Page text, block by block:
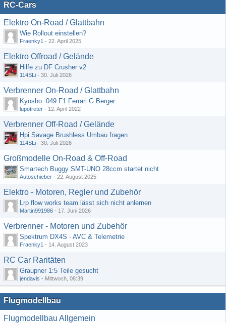
RC-Cars
Elektro On-Road / Glattbahn
Wie Rollout einstellen?
Fraenky1 - 22. April 2025
Elektro Offroad / Gelände
Hilfe zu DF Crusher v2
114SLi - 30. Juli 2026
Verbrenner On-Road / Glattbahn
Kyosho .049 F1 Ferrari G Berger
lupotreter - 12. April 2022
Verbrenner Off-Road / Gelände
Hpi Savage Brushless Umbau fragen
114SLi - 30. Juli 2026
Großmodelle On-Road & Off-Road
Smartech Buggy SMT-UNO 28ccm startet nicht
Autoschieber - 22. August 2025
Elektro - Motoren, Regler und Zubehör
Lrp flow works team lässt sich nicht anlernen
Martin991986 - 17. Juni 2026
Verbrenner - Motoren und Zubehör
Spektrum DX4S - AVC & Telemetrie
Fraenky1 - 14. August 2023
RC Car Raritäten
Graupner 1:5 Teile gesucht
jendavis - Mittwoch, 08:39
Flugmodellbau
Flugmodellbau Allgemein